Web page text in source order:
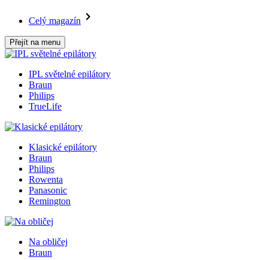
Celý magazín
Přejít na menu
IPL světelné epilátory
Braun
Philips
TrueLife
Klasické epilátory
Braun
Philips
Rowenta
Panasonic
Remington
Na obličej
Braun